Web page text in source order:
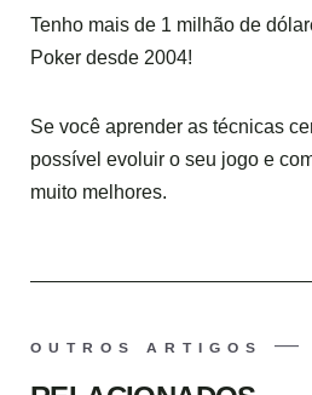
Tenho mais de 1 milhão de
Poker desde 2004!
Se você aprender as técnicas
possível evoluir o seu jogo e
muito melhores.
OUTROS ARTIGOS